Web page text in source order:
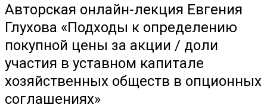
Авторская онлайн-лекция Евгения
Глухова «Подходы к определению
покупной цены за акции / доли
участия в уставном капитале
хозяйственных обществ в опционных
соглашениях»